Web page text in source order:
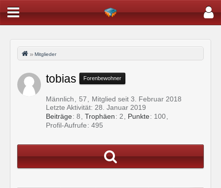
Mitglieder
tobias Forenbewohner
Männlich 57
Mitglied seit 3. Februar 2018
Letzte Aktivität: 28. Januar 2019
Beiträge 8 Trophäen 2 Punkte
100
Profil-Aufrufe
495